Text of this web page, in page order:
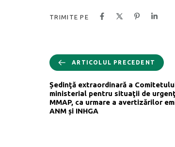
TRIMITE PE
ARTICOLUL PRECEDENT
Ședinţă extraordinară a
ministerial pentru situaţii de
MMAP, ca urmare a avertizărilor
ANM și INHGA